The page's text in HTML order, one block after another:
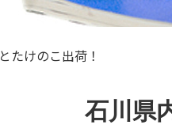
たけのこ出荷！
石川県